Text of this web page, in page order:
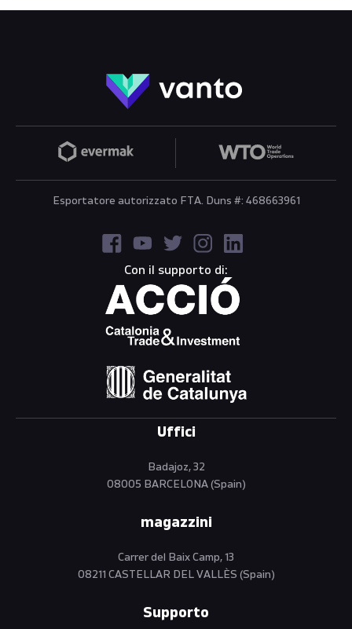
Esportatore autorizzato FTA. Duns #: 468663961
Con il supporto di:
Uffici
Badajoz, 32
08005 BARCELONA (Spain)
magazzini
Carrer del Baix Camp, 13
08211 CASTELLAR DEL VALLÈS (Spain)
Supporto